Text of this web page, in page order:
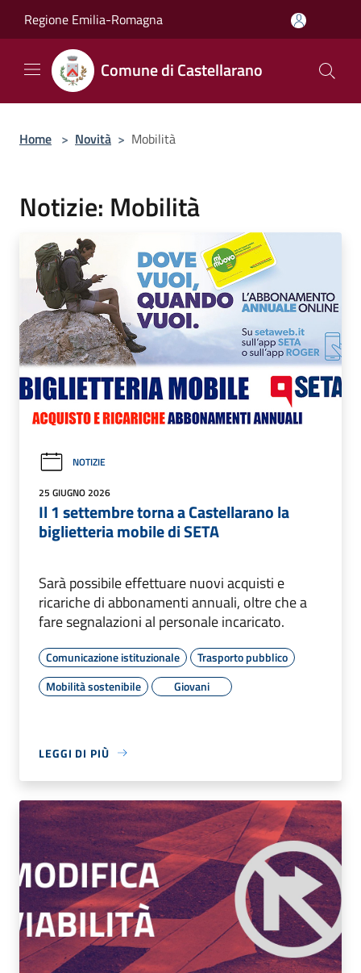
Regione Emilia-Romagna
Comune di Castellarano
Home > Novità > Mobilità
Notizie: Mobilità
NOTIZIE
25 GIUGNO 2026
Il 1 settembre torna a Castellarano la
biglietteria mobile di SETA
Sarà possibile effettuare nuovi acquisti e
ricariche di abbonamenti annuali, oltre che a
fare segnalazioni al personale incaricato.
Comunicazione istituzionale
Trasporto pubblico
Mobilità sostenibile
Giovani
LEGGI DI PIÙ